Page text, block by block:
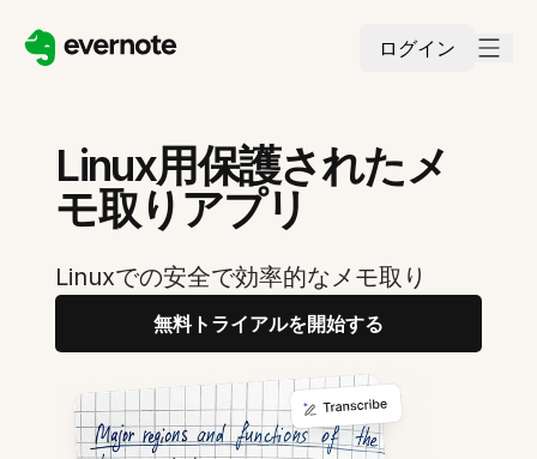
ログイン
Linux用保護されたメ
モ取りアプリ
Linuxでの安全で効率的なメモ取り
無料トライアルを開始する